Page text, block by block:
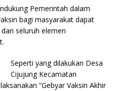
Pemerintah dalam
bagi masyarakat dapat
seluruh elemen
Seperti yang dilakukan Desa
Cijujung Kecamatan
“Gebyar Vaksin Akhir